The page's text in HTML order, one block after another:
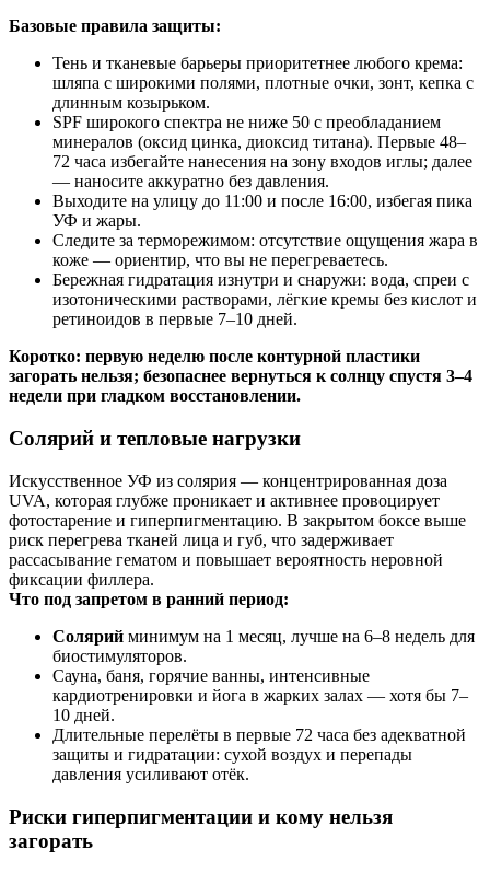
Базовые правила защиты:
Тень и тканевые барьеры приоритетнее любого крема:
шляпа с широкими полями, плотные очки, зонт, кепка с
длинным козырьком.
SPF широкого спектра не ниже 50 с преобладанием
минералов (оксид цинка, диоксид титана). Первые 48–
72 часа избегайте нанесения на зону входов иглы; далее
— наносите аккуратно без давления.
Выходите на улицу до 11:00 и после 16:00, избегая пика
УФ и жары.
Следите за терморежимом: отсутствие ощущения жара в
коже — ориентир, что вы не перегреваетесь.
Бережная гидратация изнутри и снаружи: вода, спреи с
изотоническими растворами, лёгкие кремы без кислот и
ретиноидов в первые 7–10 дней.
Коротко: первую неделю после контурной пластики
загорать нельзя; безопаснее вернуться к солнцу спустя 3–4
недели при гладком восстановлении.
Солярий и тепловые нагрузки
Искусственное УФ из солярия — концентрированная доза
UVA, которая глубже проникает и активнее провоцирует
фотостарение и гиперпигментацию. В закрытом боксе выше
риск перегрева тканей лица и губ, что задерживает
рассасывание гематом и повышает вероятность неровной
фиксации филлера.
Что под запретом в ранний период:
Солярий минимум на 1 месяц, лучше на 6–8 недель для
биостимуляторов.
Сауна, баня, горячие ванны, интенсивные
кардиотренировки и йога в жарких залах — хотя бы 7–
10 дней.
Длительные перелёты в первые 72 часа без адекватной
защиты и гидратации: сухой воздух и перепады
давления усиливают отёк.
Риски гиперпигментации и кому нельзя
загорать